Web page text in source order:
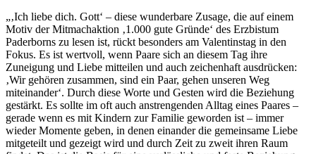
„‚Ich liebe dich. Gott‘ – diese wunderbare Zusage, die auf einem
Motiv der Mitmachaktion ‚1.000 gute Gründe‘ des Erzbistum
Paderborns zu lesen ist, rückt besonders am Valentinstag in den
Fokus. Es ist wertvoll, wenn Paare sich an diesem Tag ihre
Zuneigung und Liebe mitteilen und auch zeichenhaft ausdrücken:
‚Wir gehören zusammen, sind ein Paar, gehen unseren Weg
miteinander‘. Durch diese Worte und Gesten wird die Beziehung
gestärkt. Es sollte im oft auch anstrengenden Alltag eines Paares –
gerade wenn es mit Kindern zur Familie geworden ist – immer
wieder Momente geben, in denen einander die gemeinsame Liebe
mitgeteilt und gezeigt wird und durch Zeit zu zweit ihren Raum